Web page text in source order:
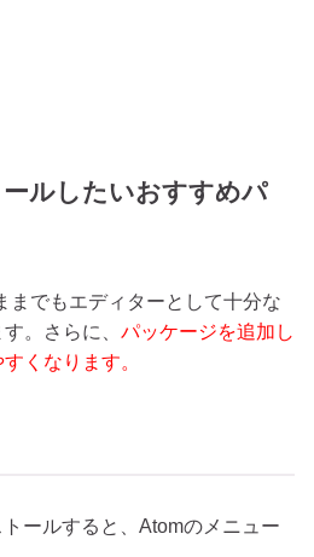
ルしたいおすすめパ
までもエディターとして十分な
。さらに、 パッケージを追加し
くなります。
ールすると、Atomのメニュー